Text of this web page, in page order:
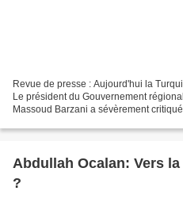
Revue de presse : Aujourd'hui la
Le président du Gouvernement
Massoud Barzani a sévèrement
Abdullah Ocalan: Vers
?